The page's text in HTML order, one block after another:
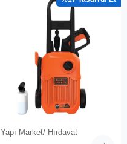
Yapı Market/ Hırdavat